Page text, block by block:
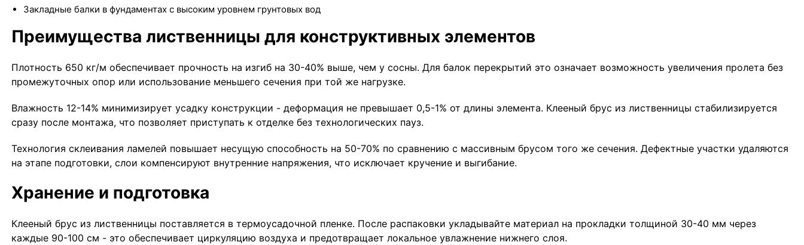
Закладные балки в фундаментах с высоким уровнем грунтовых вод
Преимущества лиственницы для конструктивных элементов
Плотность 650 кг/м обеспечивает прочность на изгиб на 30-40% выше, чем у сосны. Для балок перекрытий это означает возможность увеличения пролета без
промежуточных опор или использование меньшего сечения при той же нагрузке.
Влажность 12-14% минимизирует усадку конструкции - деформация не превышает 0,5-1% от длины элемента. Клееный брус из лиственницы стабилизируется
сразу после монтажа, что позволяет приступать к отделке без технологических пауз.
Технология склеивания ламелей повышает несущую способность на 50-70% по сравнению с массивным брусом того же сечения. Дефектные участки удаляются
на этапе подготовки, слои компенсируют внутренние напряжения, что исключает кручение и выгибание.
Хранение и подготовка
Клееный брус из лиственницы поставляется в термоусадочной пленке. После распаковки укладывайте материал на прокладки толщиной 30-40 мм через
каждые 90-100 см - это обеспечивает циркуляцию воздуха и предотвращает локальное увлажнение нижнего слоя.